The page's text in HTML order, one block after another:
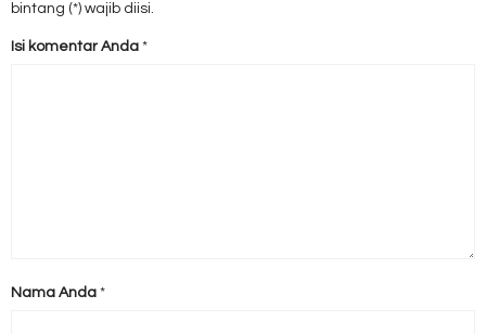
bintang (*) wajib diisi.
Isi komentar Anda *
Nama Anda *